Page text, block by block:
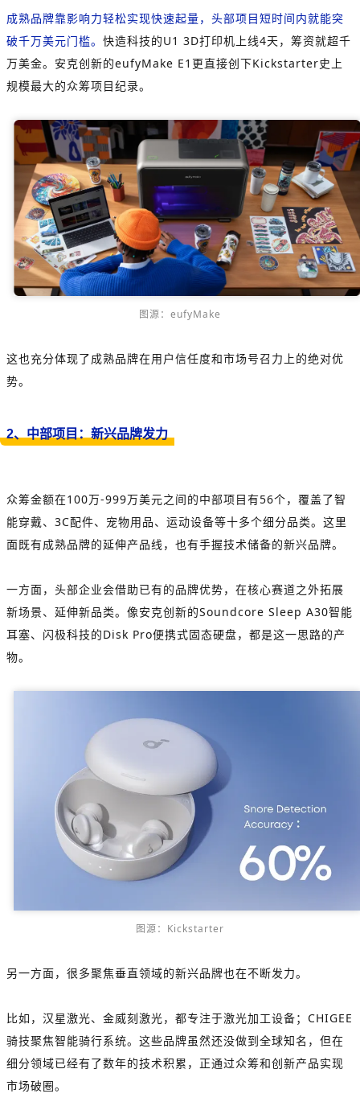
成熟品牌靠影响力轻松实现快速起量，头部项目短时间内就能突
破千万美元门槛。 快造科技的U1 3D打印机上线4天，筹资就超千
万美金。安克创新的eufyMake E1更直接创下Kickstarter史上
规模最大的众筹项目纪录。
图源：eufyMake
这也充分体现了成熟品牌在用户信任度和市场号召力上的绝对优
势。
2、中部项目：新兴品牌发力
众筹金额在100万-999万美元之间的中部项目有56个，覆盖了智
能穿戴、3C配件、宠物用品、运动设备等十多个细分品类。这里
面既有成熟品牌的延伸产品线，也有手握技术储备的新兴品牌。
一方面，头部企业会借助已有的品牌优势，在核心赛道之外拓展
新场景、延伸新品类。像安克创新的Soundcore Sleep A30智能
耳塞、闪极科技的Disk Pro便携式固态硬盘，都是这一思路的产
物。
图源：Kickstarter
另一方面，很多聚焦垂直领域的新兴品牌也在不断发力。
比如，汉星激光、金威刻激光，都专注于激光加工设备；CHIGEE
骑技聚焦智能骑行系统。这些品牌虽然还没做到全球知名，但在
细分领域已经有了数年的技术积累，正通过众筹和创新产品实现
市场破圈。